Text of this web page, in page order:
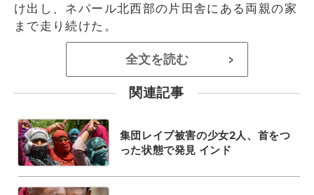
け出し、ネパール北西部の片田舎にある両親の家
まで走り続けた。
全文を読む >
関連記事
集団レイプ被害の少女2人、首をつ
った状態で発見 インド